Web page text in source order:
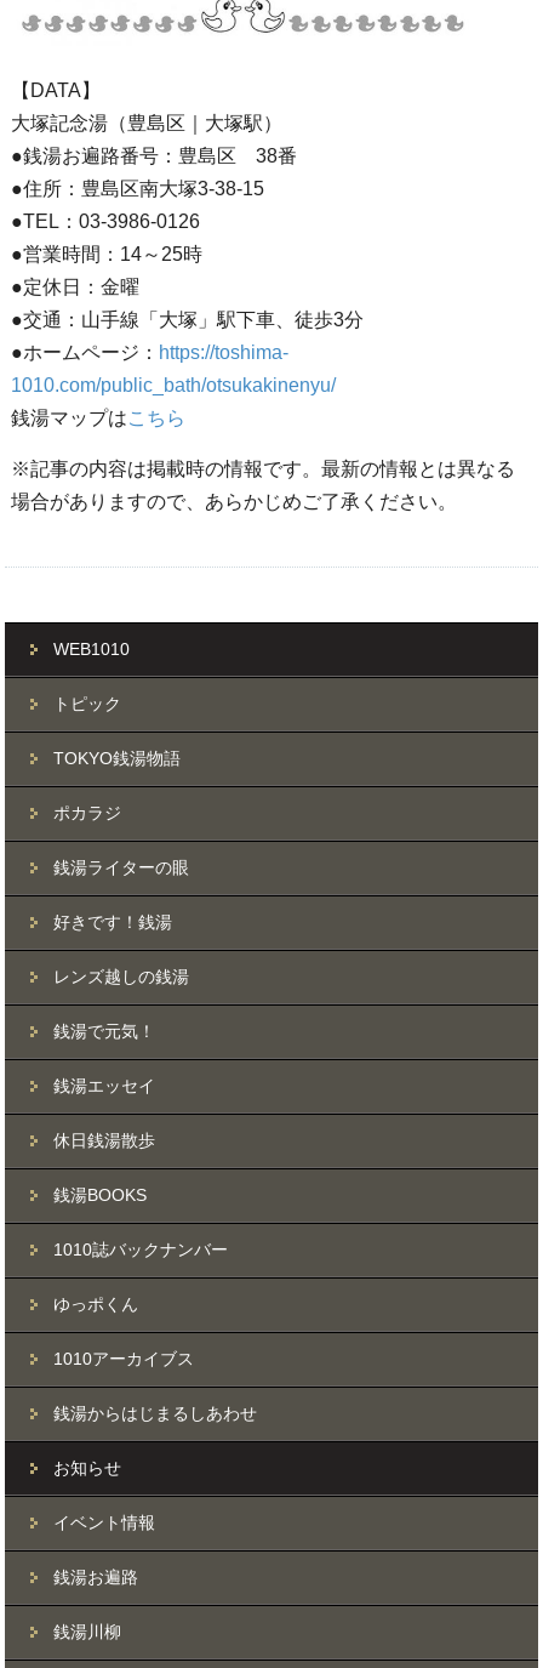
【DATA】
大塚記念湯（豊島区｜大塚駅）
●銭湯お遍路番号：豊島区 38番
●住所：豊島区南大塚3-38-15
●TEL：03-3986-0126
●営業時間：14～25時
●定休日：金曜
●交通：山手線「大塚」駅下車、徒歩3分
●ホームページ： https://toshima-
1010.com/public_bath/otsukakinenyu/
銭湯マップはこちら
※記事の内容は掲載時の情報です。最新の情報とは異なる
場合がありますので、あらかじめご了承ください。
WEB1010
トピック
TOKYO銭湯物語
ポカラジ
銭湯ライターの眼
好きです！銭湯
レンズ越しの銭湯
銭湯で元気！
銭湯エッセイ
休日銭湯散歩
銭湯BOOKS
1010誌バックナンバー
ゆっポくん
1010アーカイブス
銭湯からはじまるしあわせ
お知らせ
イベント情報
銭湯お遍路
銭湯川柳